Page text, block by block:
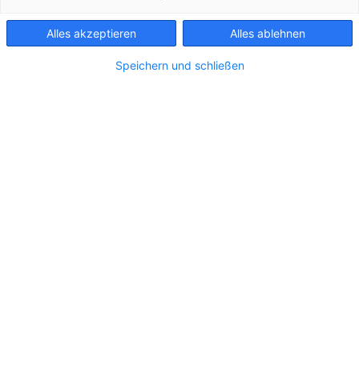
Alles akzeptieren Alles ablehnen
Speichern und schließen